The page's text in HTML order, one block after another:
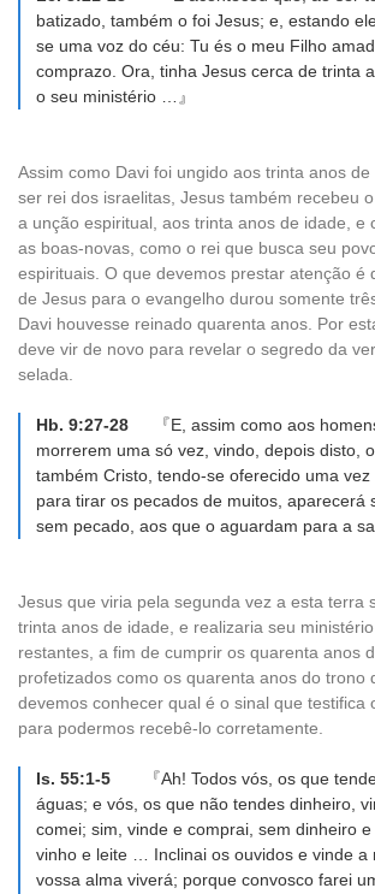
batizado, também o foi Jesus; e, estando
se uma voz do céu: Tu és o meu Filho
comprazo. Ora, tinha Jesus cerca de trinta
o seu ministério …』
Assim como Davi foi ungido aos trinta anos
ser rei dos israelitas, Jesus também recebeu
a unção espiritual, aos trinta anos de idade, e
as boas-novas, como o rei que busca seu
espirituais. O que devemos prestar atenção é
de Jesus para o evangelho durou somente
Davi houvesse reinado quarenta anos. Por
deve vir de novo para revelar o segredo da
selada.
Hb. 9:27-28
『E, assim como aos
morrerem uma só vez, vindo, depois disto,
também Cristo, tendo-se oferecido uma
para tirar os pecados de muitos, aparecerá
sem pecado, aos que o aguardam para a
Jesus que viria pela segunda vez a esta terra
trinta anos de idade, e realizaria seu
restantes, a fim de cumprir os quarenta anos
profetizados como os quarenta anos do trono
devemos conhecer qual é o sinal que testifica
para podermos recebê-lo corretamente.
Is. 55:1-5
『Ah! Todos vós, os que
águas; e vós, os que não tendes dinheiro,
comei; sim, vinde e comprai, sem dinheiro e
vinho e leite … Inclinai os ouvidos e vinde a
vossa alma viverá; porque convosco farei